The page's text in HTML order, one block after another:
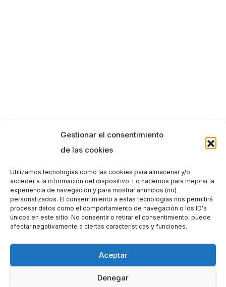
Gestionar el consentimiento
de las cookies
Utilizamos tecnologías como las cookies para almacenar y/o
acceder a la información del dispositivo. Lo hacemos para mejorar la
experiencia de navegación y para mostrar anuncios (no)
personalizados. El consentimiento a estas tecnologías nos permitirá
procesar datos como el comportamiento de navegación o los ID's
únicos en este sitio. No consentir o retirar el consentimiento, puede
afectar negativamente a ciertas características y funciones.
Aceptar
Denegar